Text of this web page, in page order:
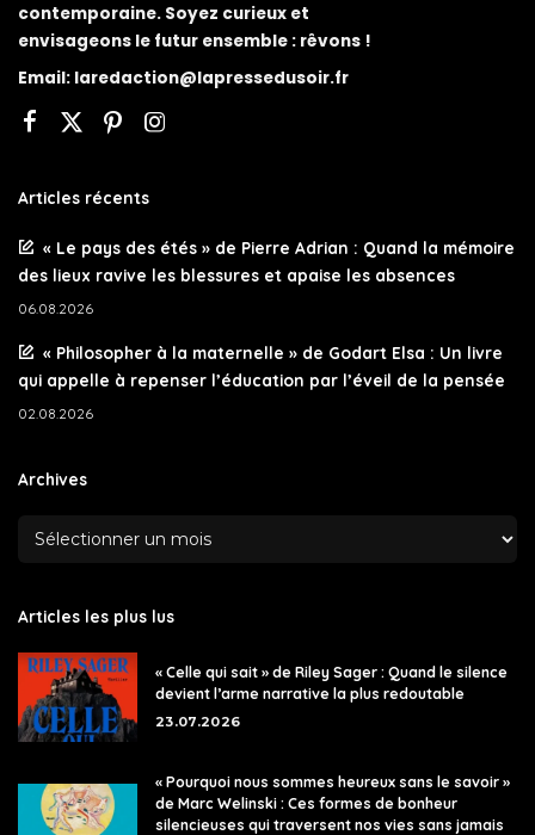
contemporaine. Soyez curieux et
envisageons le futur ensemble : rêvons !
Email: laredaction@lapressedusoir.fr
Articles récents
« Le pays des étés » de Pierre Adrian : Quand la mémoire
des lieux ravive les blessures et apaise les absences
06.08.2026
« Philosopher à la maternelle » de Godart Elsa : Un livre
qui appelle à repenser l’éducation par l’éveil de la pensée
02.08.2026
Archives
Articles les plus lus
« Celle qui sait » de Riley Sager : Quand le silence
devient l’arme narrative la plus redoutable
23.07.2026
« Pourquoi nous sommes heureux sans le savoir »
de Marc Welinski : Ces formes de bonheur
silencieuses qui traversent nos vies sans jamais